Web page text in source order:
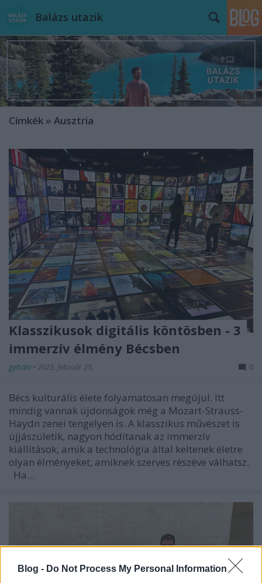
Blog - Do Not Process My Personal Information
Balázs utazik
Címkék » Ausztria
Klasszikusok digitális köntösben - 3
immerzív élmény Bécsben
gybala • 2025. február 25. 0
Bécs kulturális élete folyamatosan megújul. Itt
mindig vannak újdonságok még a Mozart-Strauss-
Haydn zenei tengelyen is. A klasszikus művészet is
újjászületik, nagyon hódítanak az immerzív
kiállítások, amik a technológia által keltenek életre
olyan élményeket, amiknek szerves részéve válhatsz.
Ha…